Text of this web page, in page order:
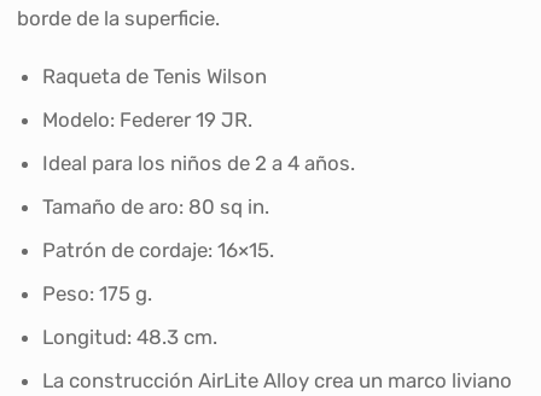
borde de la superficie.
Raqueta de Tenis Wilson
Modelo: Federer 19 JR.
Ideal para los niños de 2 a 4 años.
Tamaño de aro: 80 sq in.
Patrón de cordaje: 16×15.
Peso: 175 g.
Longitud: 48.3 cm.
La construcción AirLite Alloy crea un marco liviano